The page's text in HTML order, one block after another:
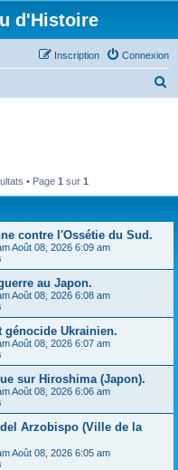
d'Histoire
Connexion
Inscription
• Page 1 sur 1
contre l'Ossétie du Sud.
Août 08, 2026 6:09 am
au Japon.
Août 08, 2026 6:08 am
génocide Ukrainien.
Août 08, 2026 6:07 am
sur Hiroshima (Japon).
Août 08, 2026 6:06 am
Arzobispo (Ville de la
Août 08, 2026 6:05 am